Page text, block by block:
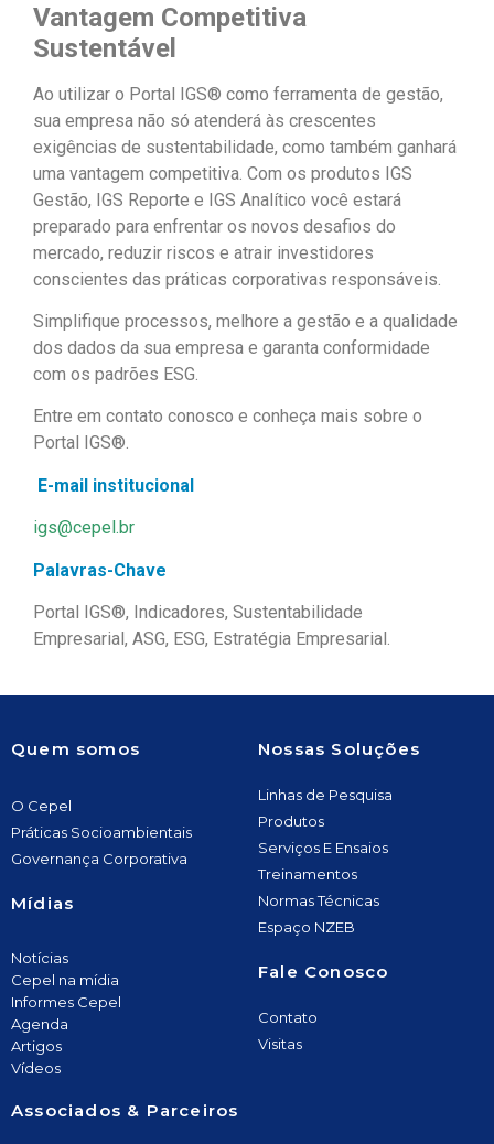
Vantagem Competitiva
Sustentável
Ao utilizar o Portal IGS® como ferramenta de gestão,
sua empresa não só atenderá às crescentes
exigências de sustentabilidade, como também ganhará
uma vantagem competitiva. Com os produtos IGS
Gestão, IGS Reporte e IGS Analítico você estará
preparado para enfrentar os novos desafios do
mercado, reduzir riscos e atrair investidores
conscientes das práticas corporativas responsáveis.
Simplifique processos, melhore a gestão e a qualidade
dos dados da sua empresa e garanta conformidade
com os padrões ESG.
Entre em contato conosco e conheça mais sobre o
Portal IGS®.
E-mail institucional
igs@cepel.br
Palavras-Chave
Portal IGS®, Indicadores, Sustentabilidade
Empresarial, ASG, ESG, Estratégia Empresarial.
Quem somos
O Cepel
Práticas Socioambientais
Governança Corporativa
Mídias
Notícias
Cepel na mídia
Informes Cepel
Agenda
Artigos
Vídeos
Nossas Soluções
Linhas de Pesquisa
Produtos
Serviços E Ensaios
Treinamentos
Normas Técnicas
Espaço NZEB
Fale Conosco
Contato
Visitas
Associados & Parceiros